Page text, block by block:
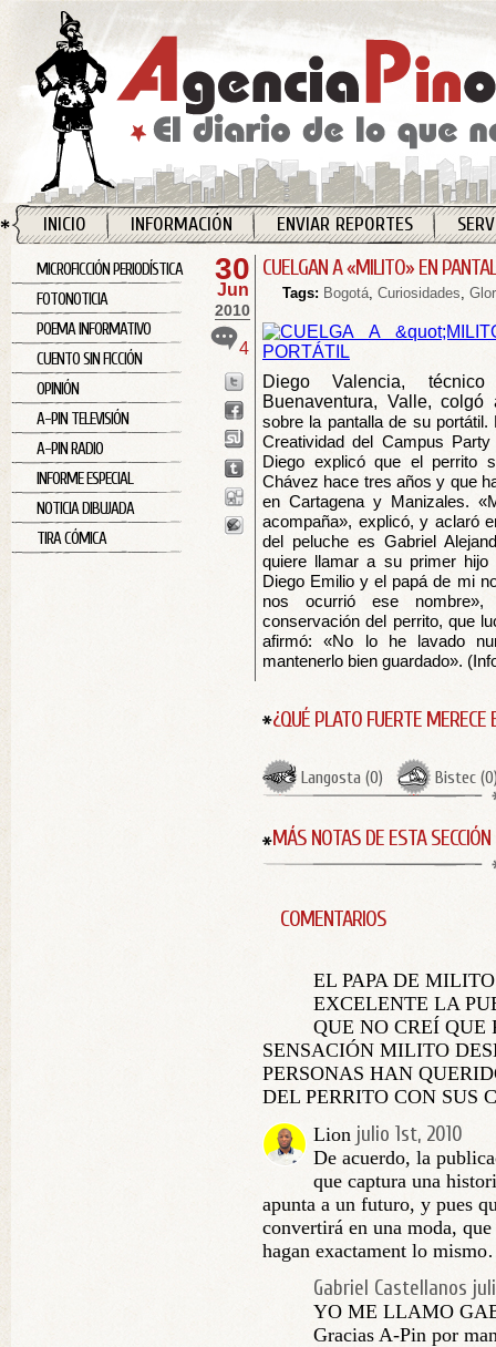
INICIO INFORMACIÓN ENVIAR REPORTES
MICROFICCIÓN PERIODÍSTICA
FOTONOTICIA
POEMA INFORMATIVO
CUENTO SIN FICCIÓN
OPINIÓN
A-PIN TELEVISIÓN
A-PIN RADIO
INFORME ESPECIAL
NOTICIA DIBUJADA
TIRA CÓMICA
30
Jun
2010
4
CUELGAN A «MILITO» EN
Tags: Bogotá, Curiosidades,
Diego Valencia,
Buenaventura, Valle,
sobre la pantalla de su
Creatividad del Campus
Diego explicó que el perrito
Chávez hace tres años y que
en Cartagena y Manizales.
acompaña», explicó, y aclaró
del peluche es Gabriel
quiere llamar a su primer
Diego Emilio y el papá de mi
nos ocurrió ese
conservación del perrito, que
afirmó: «No lo he lavado
mantenerlo bien guardado».
¿QUÉ PLATO FUERTE MERECE
Langosta (0) Bistec (0
MÁS NOTAS DE ESTA SECCIÓN
COMENTARIOS
EL PAPA DE MILITO
EXCELENTE LA
QUE NO CREÍ QUE
SENSACIÓN MILITO
PERSONAS HAN
DEL PERRITO CON SUS
Lion julio 1st, 2010
De acuerdo, la
que captura una
apunta a un futuro, y pues
convertirá en una moda,
hagan exactament lo
Gabriel Castellanos
YO ME LLAMO
Gracias A-Pin por